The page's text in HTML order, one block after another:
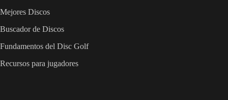
Mejores Discos
Buscador de Discos
Fundamentos del Disc Golf
Recursos para jugadores